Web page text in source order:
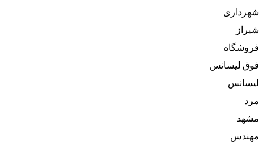
شهرداری
شیراز
فروشگاه
فوق لیسانس
لیسانس
مرد
مشهد
مهندس